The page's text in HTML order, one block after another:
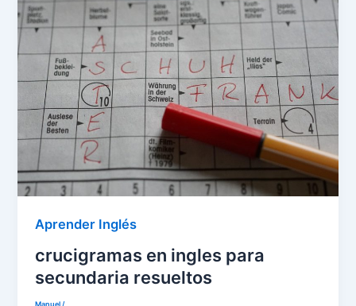
Aprender Inglés
crucigramas en ingles para
secundaria resueltos